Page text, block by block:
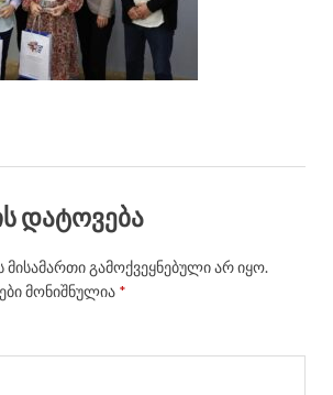
დატოვება
გამოქვეყნებული არ იყო.
მონიშნულია *